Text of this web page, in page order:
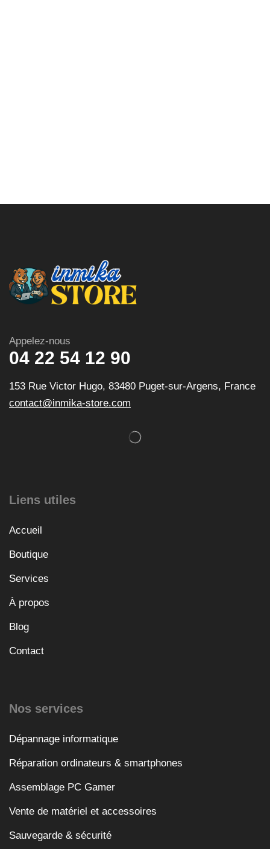
Appelez-nous
04 22 54 12 90
153 Rue Victor Hugo, 83480 Puget-sur-Argens, France
contact@inmika-store.com
Liens utiles
Accueil
Boutique
Services
À propos
Blog
Contact
Nos services
Dépannage informatique
Réparation ordinateurs & smartphones
Assemblage PC Gamer
Vente de matériel et accessoires
Sauvegarde & sécurité